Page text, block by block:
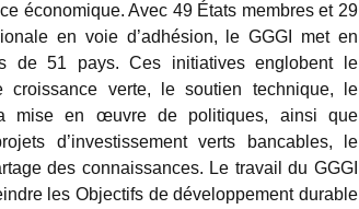
économique. Avec 49 États membres et 29
en voie d’adhésion, le GGGI met en
de 51 pays. Ces initiatives englobent le
croissance verte, le soutien technique, le
mise en œuvre de politiques, ainsi que
d’investissement verts bancables, le
des connaissances. Le travail du GGGI
les Objectifs de développement durable